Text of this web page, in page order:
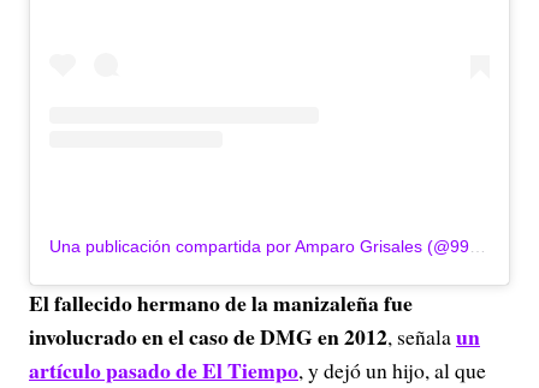
El fallecido hermano de la manizaleña fue
involucrado en el caso de DMG en 2012, señalaun
artículo pasado de El Tiempo, y dejó un hijo, al que